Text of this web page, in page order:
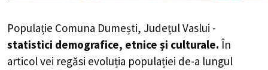
Populație Comuna Dumești, Județul Vaslui -
statistici demografice, etnice și culturale. În
articol vei regăsi evoluția populației de-a lungul